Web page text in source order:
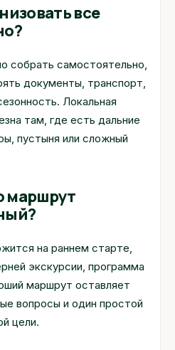
все
собрать самостоятельно,
документы, транспорт,
Локальная
там, где есть дальние
пустыня или сложный
маршрут
на раннем старте,
экскурсии, программа
маршрут оставляет
вопросы и один простой
цели.